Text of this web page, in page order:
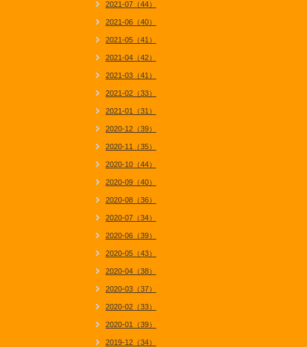
2021-07（44）
2021-06（40）
2021-05（41）
2021-04（42）
2021-03（41）
2021-02（33）
2021-01（31）
2020-12（39）
2020-11（35）
2020-10（44）
2020-09（40）
2020-08（36）
2020-07（34）
2020-06（39）
2020-05（43）
2020-04（38）
2020-03（37）
2020-02（33）
2020-01（39）
2019-12（34）